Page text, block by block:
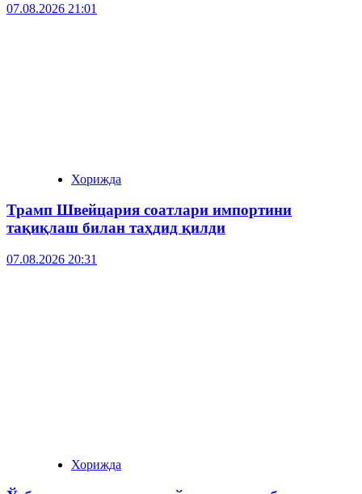
07.08.2026 21:01
Хорижда
Трамп Швейцария соатлари импортини
тақиқлаш билан таҳдид қилди
07.08.2026 20:31
Хорижда